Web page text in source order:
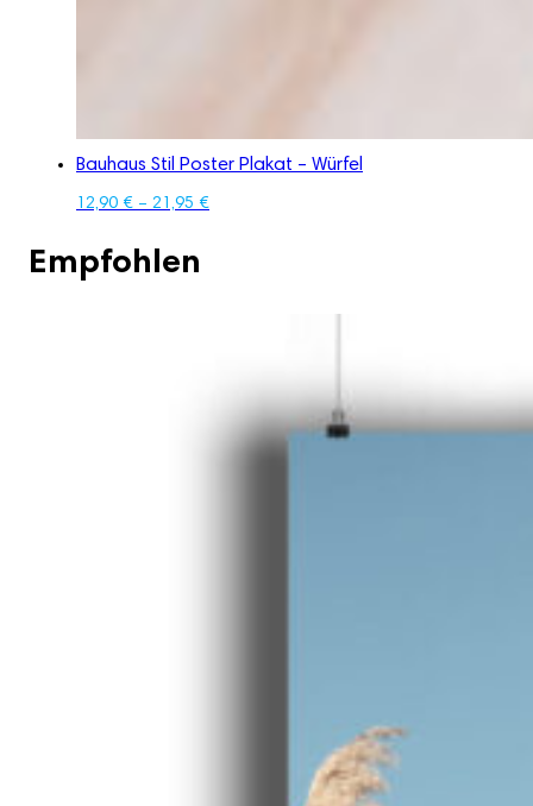
Bauhaus Stil Poster Plakat – Würfel
12,90 € – 21,95 €
Empfohlen